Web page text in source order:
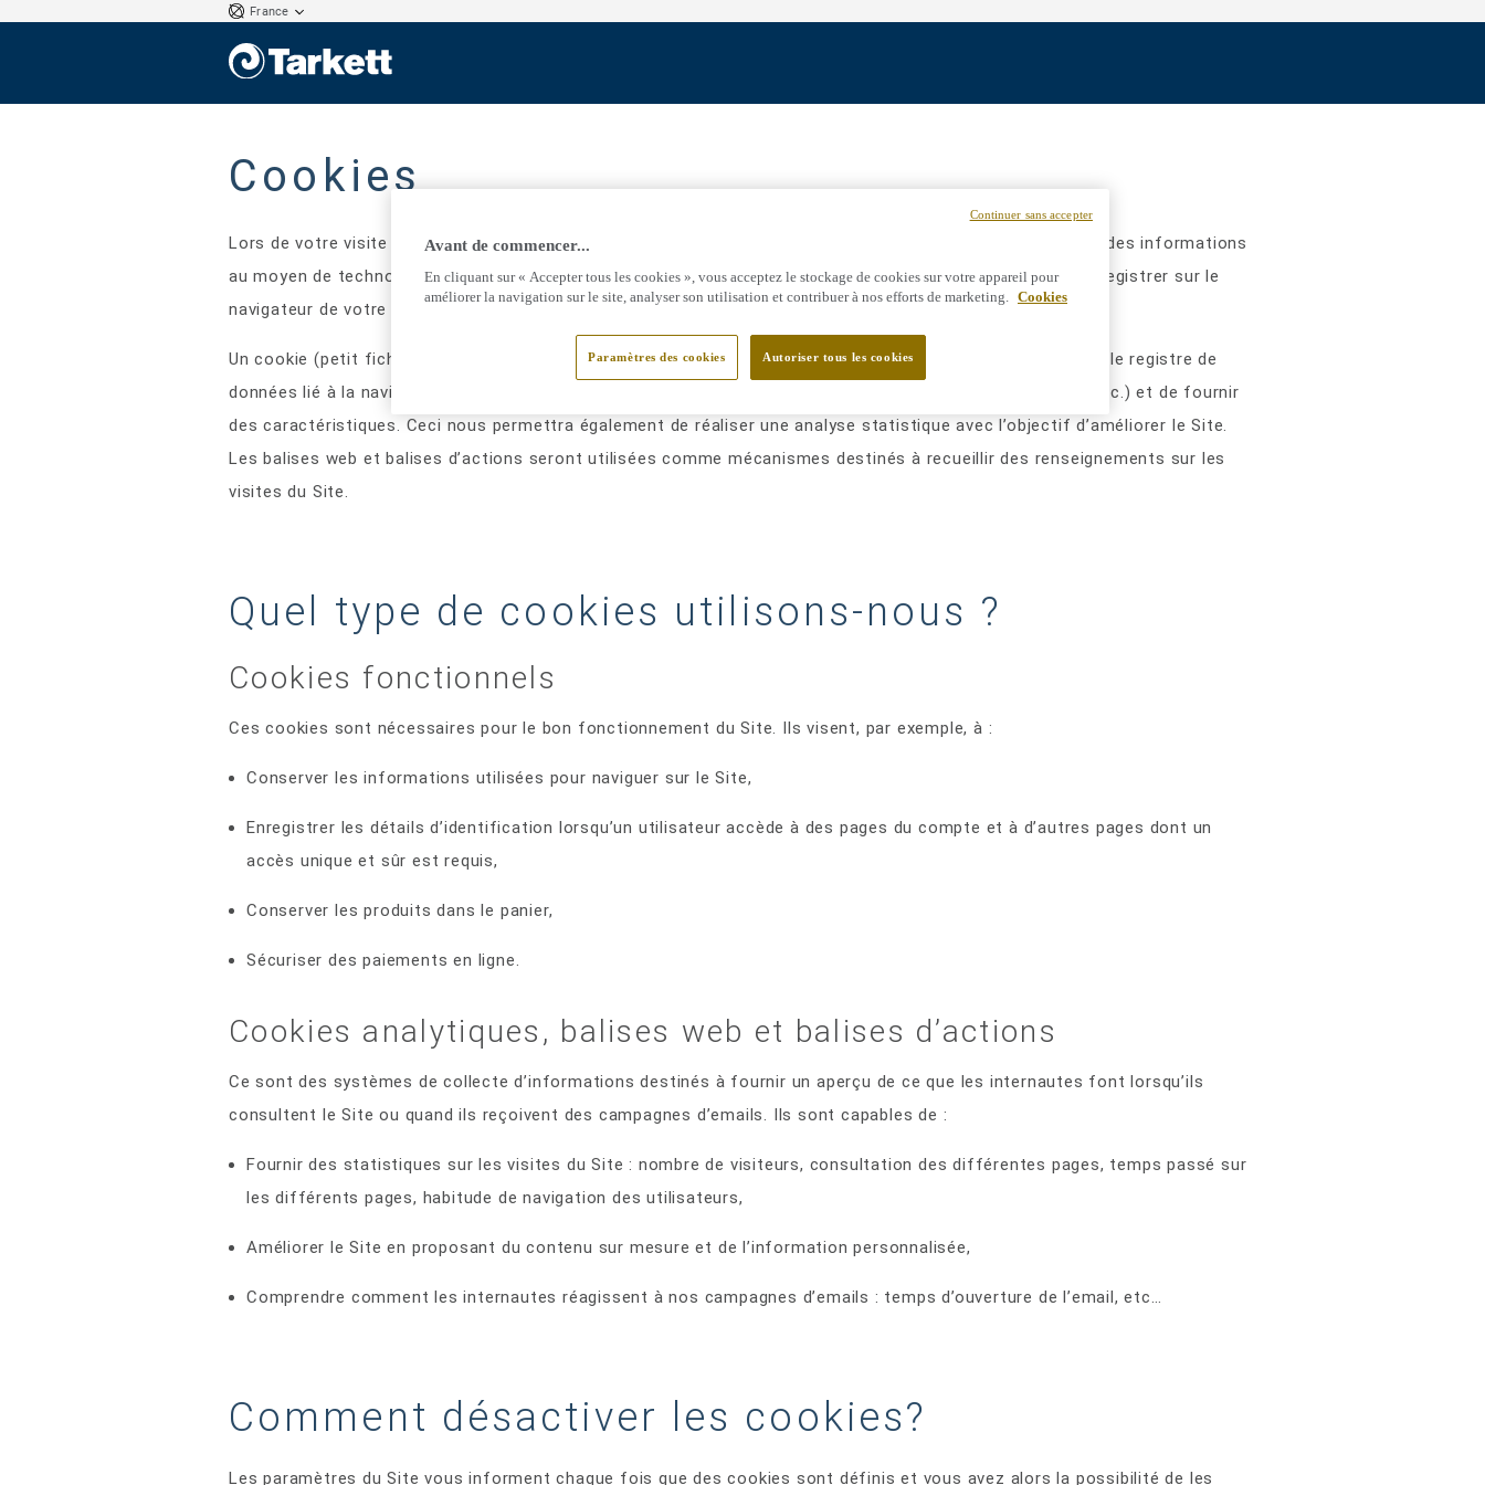
France
Cookies
Lors de votre visite sur le sitehttps://www.tarkett.fr
(le « Site »), nous pourrons être amenés à collecter des informations
au moyen de technologies automatisées, telles que cookies, balises web, balises d’action qui peuvent s’enregistrer sur le
navigateur de votre ordinateur.
Un cookie (petit fichier de données extractibles) permet à notre système de reconnaître votre équipement, le registre de
données lié à la navigation de votre ordinateur sur le Site (pages consultées, date et heure de connexion, etc.) et de fournir
des caractéristiques. Ceci nous permettra également de réaliser une analyse statistique avec l’objectif d’améliorer le Site.
Les balises web et balises d’actions seront utilisées comme mécanismes destinés à recueillir des renseignements sur les
visites du Site.
Quel type de cookies utilisons-nous ?
Cookies fonctionnels
Ces cookies sont nécessaires pour le bon fonctionnement du Site. Ils visent, par exemple, à :
Conserver les informations utilisées pour naviguer sur le Site,
Enregistrer les détails d’identification lorsqu’un utilisateur accède à des pages du compte et à d’autres pages dont un
accès unique et sûr est requis,
Conserver les produits dans le panier,
Sécuriser des paiements en ligne.
Cookies analytiques, balises web et balises d’actions
Ce sont des systèmes de collecte d’informations destinés à fournir un aperçu de ce que les internautes font lorsqu’ils
consultent le Site ou quand ils reçoivent des campagnes d’emails. Ils sont capables de :
Fournir des statistiques sur les visites du Site : nombre de visiteurs, consultation des différentes pages, temps passé sur
les différents pages, habitude de navigation des utilisateurs,
Améliorer le Site en proposant du contenu sur mesure et de l’information personnalisée,
Comprendre comment les internautes réagissent à nos campagnes d’emails : temps d’ouverture de l’email, etc…
Comment désactiver les cookies?
Les paramètres du Site vous informent chaque fois que des cookies sont définis et vous avez alors la possibilité de les
Avant de commencer...
En cliquant sur « Accepter tous les cookies », vous acceptez le stockage de cookies sur votre appareil pour
améliorer la navigation sur le site, analyser son utilisation et contribuer à nos efforts de marketing.
Cookies
Paramètres des cookies Autoriser tous les cookies
Continuer sans accepter